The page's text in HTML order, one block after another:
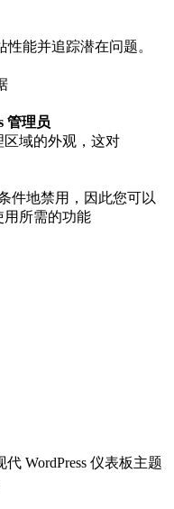
能并追踪潜在问题。
管理员
区域的外观，这对
件地禁用，因此您可以
用所需的功能
WordPress 仪表板主题